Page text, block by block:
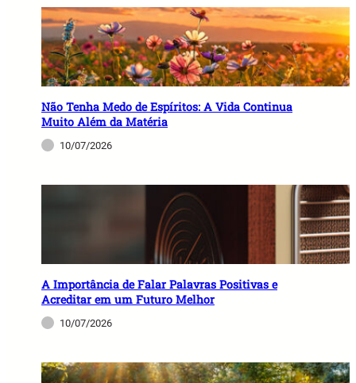
Não Tenha Medo de Espíritos: A Vida Continua
Muito Além da Matéria
10/07/2026
A Importância de Falar Palavras Positivas e
Acreditar em um Futuro Melhor
10/07/2026